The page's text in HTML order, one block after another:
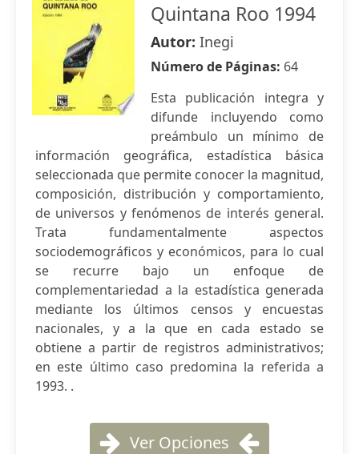
Quintana Roo 1994
Autor: Inegi
Número de Páginas: 64
Esta publicación integra y
difunde incluyendo como
preámbulo un mínimo de
información geográfica, estadística básica
seleccionada que permite conocer la magnitud,
composición, distribución y comportamiento,
de universos y fenómenos de interés general.
Trata fundamentalmente aspectos
sociodemográficos y económicos, para lo cual
se recurre bajo un enfoque de
complementariedad a la estadística generada
mediante los últimos censos y encuestas
nacionales, y a la que en cada estado se
obtiene a partir de registros administrativos;
en este último caso predomina la referida a
1993. .
Ver Opciones